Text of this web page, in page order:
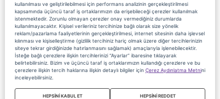
kullanılması ve geliştirilebilmesi için performans analizinin gerçekleştirilmesi
kapsamında üçüncü taraf iş ortaklarımızın da erişebileceği çerezler kullanılmak
istenmektedir. Zorunlu olmayan çerezler onay vermediğiniz durumlarda
kullanılmayacaktır. Kişisel verileriniz tercihinize bağlı olarak size yönelik
reklam/pazarlama faaliyetlerinin gerçekleştirilmesi, internet sitesinin daha işlevsel
kılınması ve kişiselleştirme (gizlilik tercihiniz hariç olmak üzere diğer tercihlerinizin
siteye tekrar girdiğinizde hatırlanmasını sağlamak) amaçlarıyla işlenebilecektir.
İsteğe bağlı çerezlere ilişkin tercihlerinizi “Ayarlar” ibaresine tıklayarak
belirtebilirsiniz. Bizim ve üçüncü taraf iş ortaklarımızın kullandığı çerezlere ve bu
çerezlere ilişkin tercih haklarına ilişkin detaylı bilgiler için Çerez Aydınlatma Metnini
inceleyebilirsiniz.
HEPSİNİ KABUL ET HEPSİNİ REDDET